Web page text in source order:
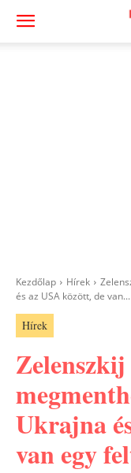
Kezdőlap Hírek
és az USA között, de van...
Hírek
Ukrajna
van egy